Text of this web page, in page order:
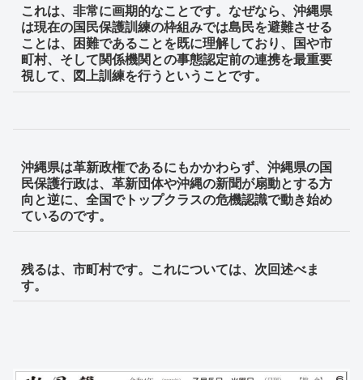
これは、非常に画期的なことです。なぜなら、沖縄県
は現在の国民保護訓練の枠組みでは島民を避難させる
ことは、困難であることを既に理解しており、国や市
町村、そして関係機関との事態認定前の連携を最重要
視して、図上訓練を行うということです。
沖縄県は革新政権であるにもかかわらず、沖縄県の国
民保護行政は、革新団体や沖縄の新聞が扇動とする方
向と逆に、全国でトップクラスの危機認識で動き始め
ているのです。
残るは、市町村です。これについては、次回述べま
す。